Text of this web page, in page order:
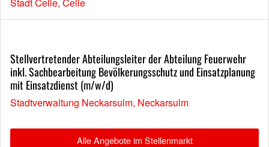
Stellvertretender Abteilungsleiter der Abteilung Feuerwehr
inkl. Sachbearbeitung Bevölkerungsschutz und Einsatzplanung
mit Einsatzdienst (m/w/d)
Stadtverwaltung Neckarsulm, Neckarsulm
Alle Angebote im Stellenmarkt